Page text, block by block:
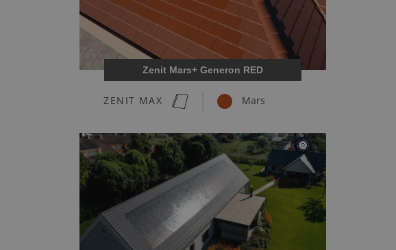
Zenit Mars+ Generon RED
ZENIT MAX Mars